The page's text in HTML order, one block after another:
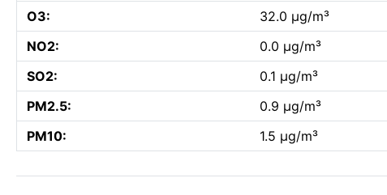
O3:
32.0 µg/m³
NO2:
0.0 µg/m³
SO2:
0.1 µg/m³
PM2.5:
0.9 µg/m³
PM10:
1.5 µg/m³